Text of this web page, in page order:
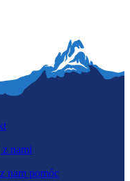
z nami
nam pomóc